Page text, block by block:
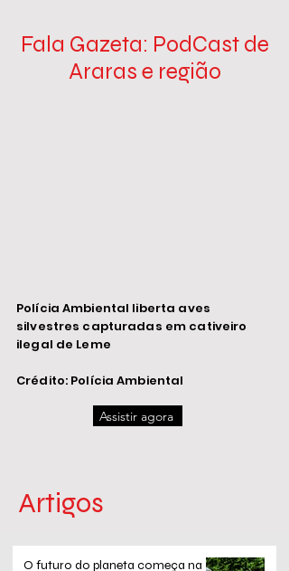
Fala Gazeta: PodCast de
Araras e região
Polícia Ambiental liberta aves
silvestres capturadas em cativeiro
ilegal de Leme
Crédito: Polícia Ambiental
Assistir agora
Artigos
O futuro do planeta começa na